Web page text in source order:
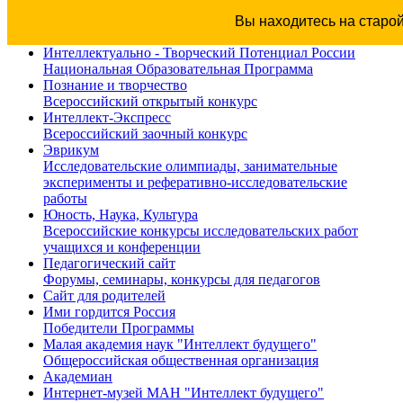
Вы находитесь на
Интеллектуально - Творческий Потенциал России
Национальная Образовательная Программа
Познание и творчество
Всероссийский открытый конкурс
Интеллект-Экспресс
Всероссийский заочный конкурс
Эврикум
Исследовательские олимпиады, занимательные
эксперименты и реферативно-исследовательские
работы
Юность, Наука, Культура
Всероссийские конкурсы исследовательских работ
учащихся и конференции
Педагогический сайт
Форумы, семинары, конкурсы для педагогов
Сайт для родителей
Ими гордится Россия
Победители Программы
Малая академия наук "Интеллект будущего"
Общероссийская общественная организация
Академиан
Интернет-музей МАН "Интеллект будущего"